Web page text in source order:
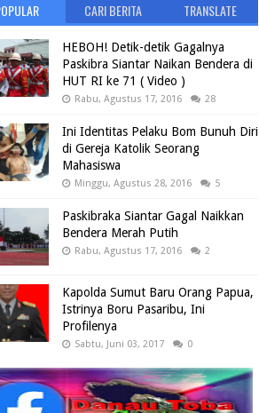
CARI BERITA TRANSLATE
HEBOH! Detik-detik Gagalnya
Paskibra Siantar Naikan Bendera di
HUT RI ke 71 ( Video )
Rabu, Agustus 17, 2016 28
Ini Identitas Pelaku Bom Bunuh Diri
di Gereja Katolik Seorang
Mahasiswa
Minggu, Agustus 28, 2016 5
Paskibraka Siantar Gagal Naikkan
Bendera Merah Putih
Rabu, Agustus 17, 2016 2
Kapolda Sumut Baru Orang Papua,
Istrinya Boru Pasaribu, Ini
Profilenya
Sabtu, Juni 03, 2017 0